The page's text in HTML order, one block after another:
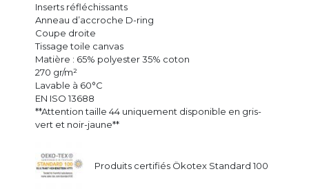
Inserts réfléchissants
Anneau d’accroche D-ring
Coupe droite
Tissage toile canvas
Matière : 65% polyester 35% coton
270 gr/m²
Lavable à 60°C
EN ISO 13688
**Attention taille 44 uniquement disponible en gris-
vert et noir-jaune**
Produits certifiés Ökotex Standard 100